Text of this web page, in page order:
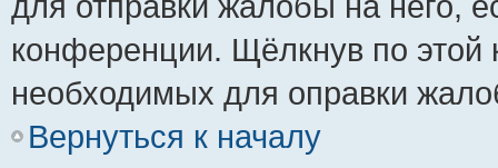
конференции. Щёлкнув по этой
необходимых для оправки
Вернуться к началу